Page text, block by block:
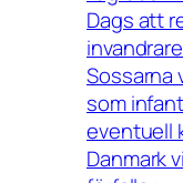
Dags att
Sossarna
som
eventuell
Danmark